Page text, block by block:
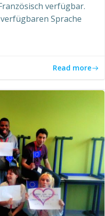
verfügbar.
Sprache
Read more